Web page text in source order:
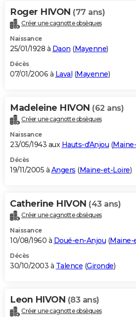
Roger HIVON (77 ans)
Créer une cagnotte obsèques
Naissance
25/01/1928 à Daon (Mayenne)
Décès
07/01/2006 à Laval (Mayenne)
Madeleine HIVON (62 ans)
Créer une cagnotte obsèques
Naissance
23/05/1943 aux Hauts-d'Anjou (
Décès
19/11/2005 à Angers (Maine-et-Loire)
Catherine HIVON (43 ans)
Créer une cagnotte obsèques
Naissance
10/08/1960 à Doué-en-Anjou (Maine-
Décès
30/10/2003 à Talence (Gironde)
Leon HIVON (83 ans)
Créer une cagnotte obsèques